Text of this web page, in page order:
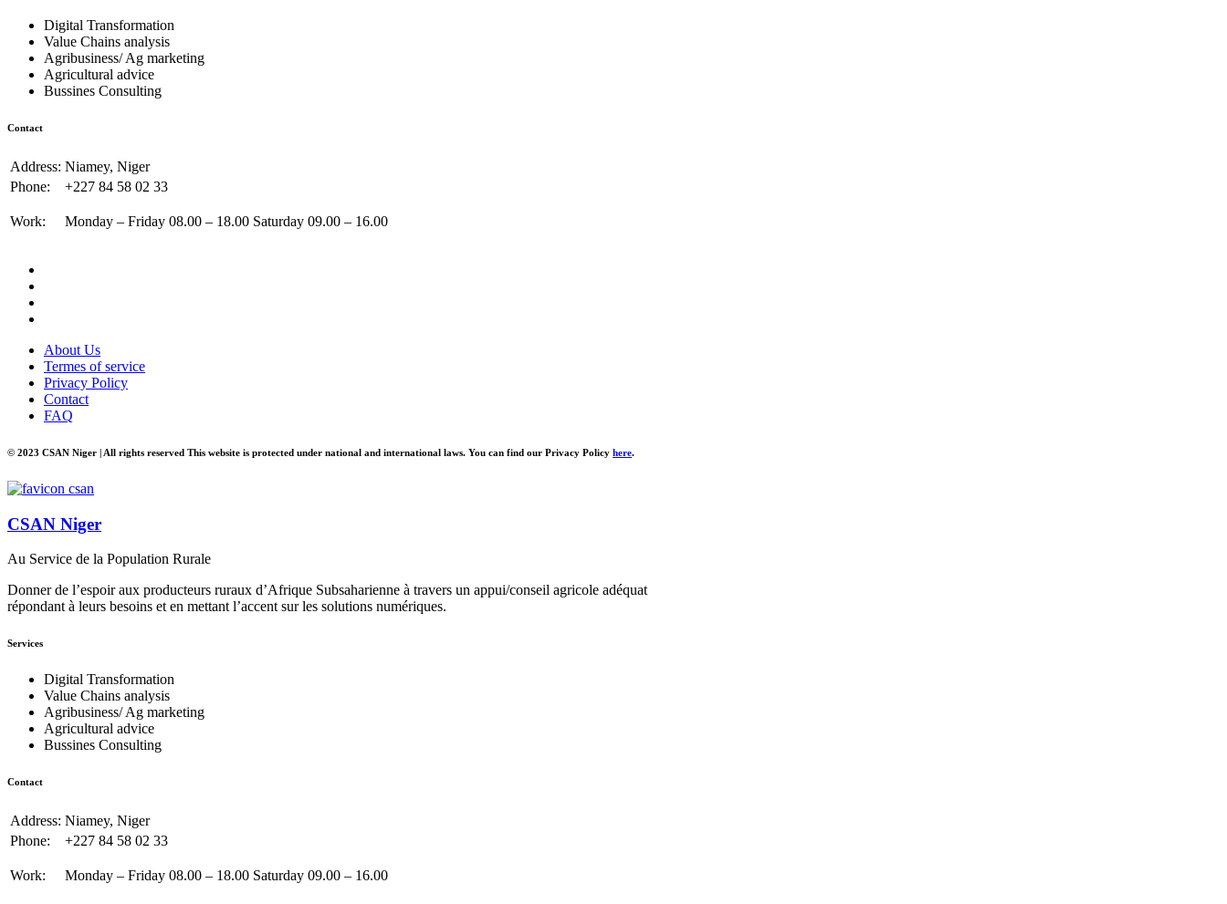
Digital Transformation
Value Chains analysis
Agribusiness/ Ag marketing
Agricultural advice
Bussines Consulting
Contact
Address: Niamey, Niger
Phone:
+227 84 58 02 33
Work: Monday – Friday 08.00 – 18.00 Saturday 09.00 – 16.00
About Us
Termes of service
Privacy Policy
Contact
FAQ
© 2023 CSAN Niger | All rights reserved This website is protected under national and international laws. You can find our Privacy Policy here.
CSAN Niger
Au Service de la Population Rurale
Donner de l’espoir aux producteurs ruraux d’Afrique Subsaharienne à travers un appui/conseil agricole adéquat
répondant à leurs besoins et en mettant l’accent sur les solutions numériques.
Services
Digital Transformation
Value Chains analysis
Agribusiness/ Ag marketing
Agricultural advice
Bussines Consulting
Contact
Address: Niamey, Niger
Phone:
+227 84 58 02 33
Work: Monday – Friday 08.00 – 18.00 Saturday 09.00 – 16.00